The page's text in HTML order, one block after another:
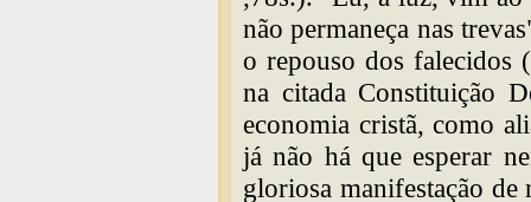
não permaneça nas
o repouso dos
na citada Constituição
economia cristã, como
já não há que esperar
gloriosa manifestação